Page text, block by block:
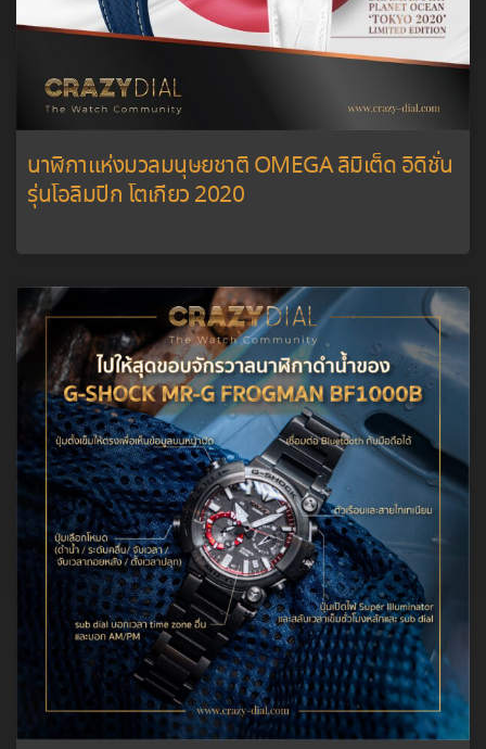
นาฬิกาแห่งมวลมนุษยชาติ OMEGA ลิมิเต็ด อิดิชั่น
รุ่นโอลิมปิก โตเกียว 2020